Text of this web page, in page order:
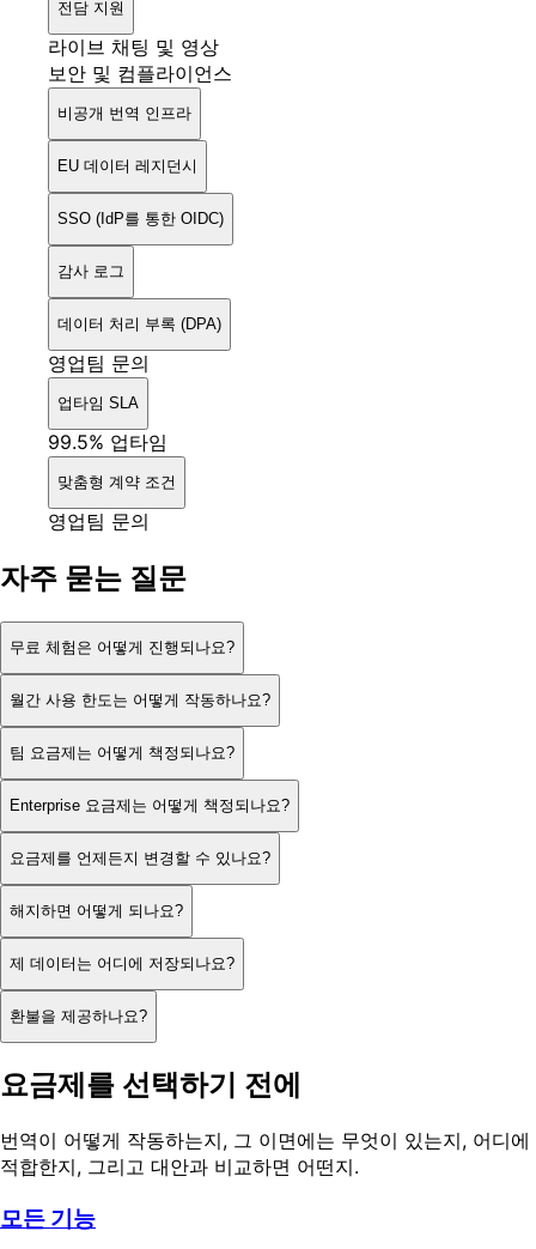
전담 지원
라이브 채팅 및 영상
보안 및 컴플라이언스
비공개 번역 인프라
EU 데이터 레지던시
SSO (IdP를 통한 OIDC)
감사 로그
데이터 처리 부록 (DPA)
영업팀 문의
업타임 SLA
99.5% 업타임
맞춤형 계약 조건
영업팀 문의
자주 묻는 질문
무료 체험은 어떻게 진행되나요?
월간 사용 한도는 어떻게 작동하나요?
팀 요금제는 어떻게 책정되나요?
Enterprise 요금제는 어떻게 책정되나요?
요금제를 언제든지 변경할 수 있나요?
해지하면 어떻게 되나요?
제 데이터는 어디에 저장되나요?
환불을 제공하나요?
요금제를 선택하기 전에
번역이 어떻게 작동하는지, 그 이면에는 무엇이 있는지, 어디에
적합한지, 그리고 대안과 비교하면 어떤지.
모든 기능